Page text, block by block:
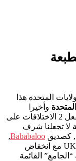
المتحدة هذا
وأخيرا
للحصول على هذه RPG العظيمة التي لدي بالفعل 2 الاختلافات على
لا تجعلنا شرف
كصديق Bababaloo
,
مع انخفاض
القائمة